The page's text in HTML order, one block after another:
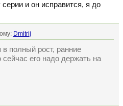
серии и он исправится, я до
Dmitrij
полный рост, ранние
его надо держать на